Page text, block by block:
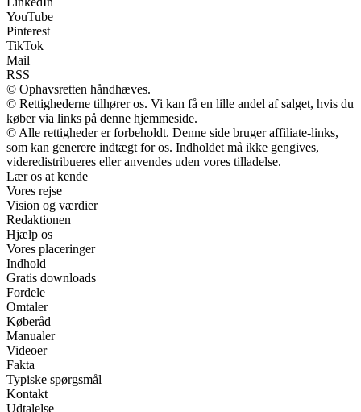
YouTube
Pinterest
TikTok
Mail
RSS
© Ophavsretten håndhæves.
© Rettighederne tilhører os. Vi kan få en lille andel af salget, hvis du
køber via links på denne hjemmeside.
© Alle rettigheder er forbeholdt. Denne side bruger affiliate-links,
som kan generere indtægt for os. Indholdet må ikke gengives,
videredistribueres eller anvendes uden vores tilladelse.
Lær os at kende
Vores rejse
Vision og værdier
Redaktionen
Hjælp os
Vores placeringer
Indhold
Gratis downloads
Fordele
Omtaler
Køberåd
Manualer
Videoer
Fakta
Typiske spørgsmål
Kontakt
Udtalelse